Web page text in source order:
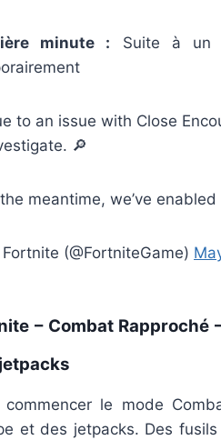
minute : Suite à un
to an issue with Close
🔎
meantime, we’ve
(@FortniteGame)
– Combat Rapproché
commencer le mode
et des jetpacks. Des